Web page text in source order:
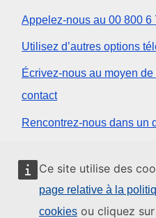
Ce site utilise des
page relative à la
cookies ou cliquez
Appelez-nous au 00 800 6
Utilisez d’autres options
Écrivez-nous au moyen
contact
Rencontrez-nous dans un
Réseaux sociaux